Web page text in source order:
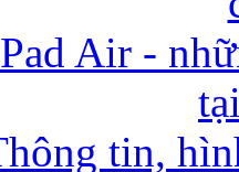
Air -
tin,